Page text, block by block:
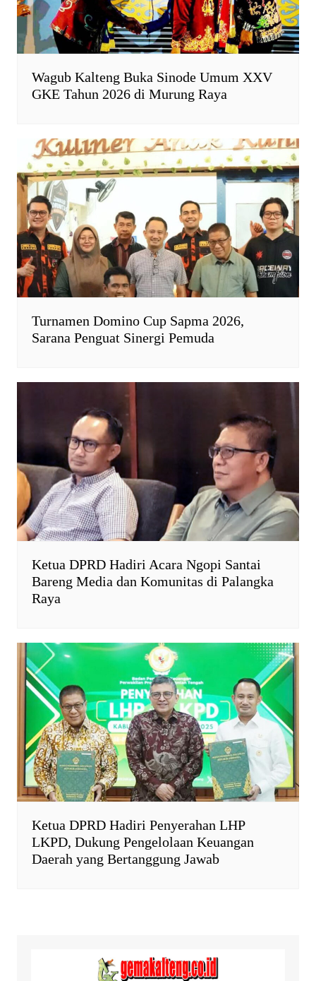
Wagub Kalteng Buka Sinode Umum XXV
GKE Tahun 2026 di Murung Raya
Turnamen Domino Cup Sapma 2026,
Sarana Penguat Sinergi Pemuda
Ketua DPRD Hadiri Acara Ngopi Santai
Bareng Media dan Komunitas di Palangka
Raya
Ketua DPRD Hadiri Penyerahan LHP
LKPD, Dukung Pengelolaan Keuangan
Daerah yang Bertanggung Jawab